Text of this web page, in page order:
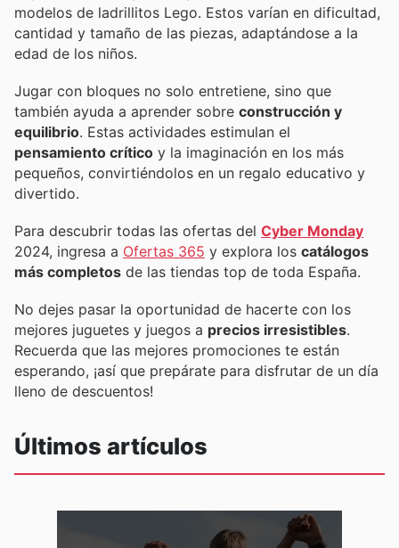
modelos de ladrillitos Lego. Estos varían en dificultad,
cantidad y tamaño de las piezas, adaptándose a la
edad de los niños.
Jugar con bloques no solo entretiene, sino que
también ayuda a aprender sobre construcción y
equilibrio. Estas actividades estimulan el
pensamiento crítico y la imaginación en los más
pequeños, convirtiéndolos en un regalo educativo y
divertido.
Para descubrir todas las ofertas del Cyber Monday
2024, ingresa a Ofertas 365 y explora los catálogos
más completos de las tiendas top de toda España.
No dejes pasar la oportunidad de hacerte con los
mejores juguetes y juegos a precios irresistibles.
Recuerda que las mejores promociones te están
esperando, ¡así que prepárate para disfrutar de un día
lleno de descuentos!
Últimos artículos